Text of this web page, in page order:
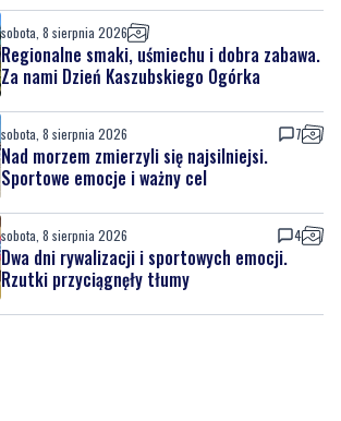
sobota, 8 sierpnia 2026
Regionalne smaki, uśmiechu i dobra zabawa.
Za nami Dzień Kaszubskiego Ogórka
sobota, 8 sierpnia 2026 7
Nad morzem zmierzyli się najsilniejsi.
Sportowe emocje i ważny cel
sobota, 8 sierpnia 2026 4
Dwa dni rywalizacji i sportowych emocji.
Rzutki przyciągnęły tłumy